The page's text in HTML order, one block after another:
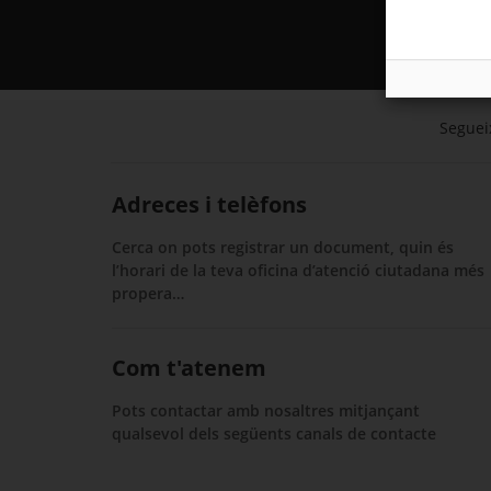
Adreces i telèfons
Cerca on pots registrar un document, quin és
l’horari de la teva oficina d’atenció ciutadana més
propera…
Com t'atenem
Pots contactar amb nosaltres mitjançant
qualsevol dels següents canals de contacte